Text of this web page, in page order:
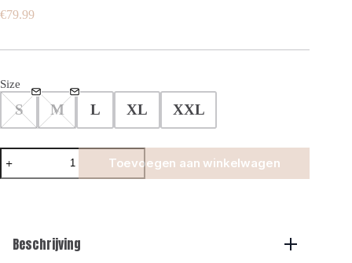
€79.99
Size
S M L XL XXL
Smart
Tech
Pantalon
Toevoegen aan winkelwagen
Beschrijving